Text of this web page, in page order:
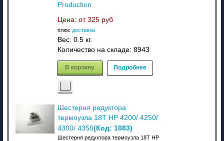
Production
Цена: от 325 руб
плюс доставка
Вес: 0.5 кг.
Количество на складе: 8943
В корзину Подробнее
Шестерня редуктора
термоузла 18T HP 4200/ 4250/
4300/ 4350(Код: 1083)
Шестерня редуктора термоузла 18T HP